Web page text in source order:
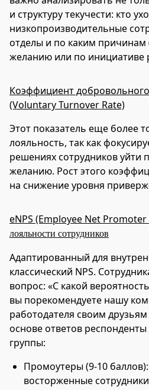
и структуру текучести: кто
низкопроизводительные
отделы и по каким причинам
желанию или по инициативе
Коэффициент
(Voluntary Turnover Rate)
Этот показатель еще более
лояльность, так как
решениях сотрудников уйти
желанию. Рост этого
на снижение уровня
eNPS (Employee Net
лояльности сотрудников
Адаптированный для
классический NPS.
вопрос: «С какой
вы порекомендуете нашу
работодателя своим
основе ответов респонденты
группы:
Промоутеры (9-10
восторженные